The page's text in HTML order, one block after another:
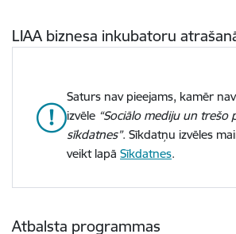
LIAA biznesa inkubatoru
Saturs nav pieejams, kamēr
izvēle “Sociālo mediju un trešo
sīkdatnes”. Sīkdatņu izvēles
veikt lapā Sīkdatnes.
Atbalsta programmas